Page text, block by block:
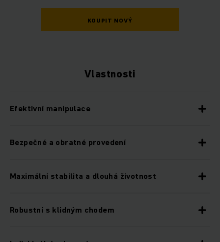
KOUPIT NOVÝ
Vlastnosti
Efektivní manipulace
Bezpečné a obratné provedení
Maximální stabilita a dlouhá životnost
Robustní s klidným chodem